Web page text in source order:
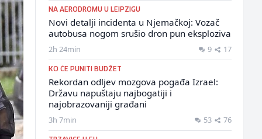
NA AERODROMU U LEIPZIGU
Novi detalji incidenta u Njemačkoj: Vozač
autobusa nogom srušio dron pun eksploziva
2h 24min 9 17
KO ĆE PUNITI BUDŽET
Rekordan odljev mozgova pogađa Izrael:
Državu napuštaju najbogatiji i
najobrazovaniji građani
3h 7min 53 76